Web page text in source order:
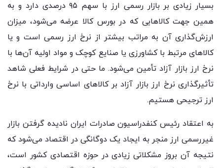
بسیار زیادی بر بازار رسمی ارز با سهم ۹۵ درصدی دارد و به
همین جهت کالاهایی که در بورس کالا عرضه می‌شود، میزان
ارزش‌گذاری آن به مراتب بیشتر از نرخ ارز رسمی است و یا
کالاهای مرتبط با کشاورزی یا صنایع کوچک و مواد اولیه آن‌ها با
نرخ ارز بازار آزاد تأمین می‌شود. ما حتی در شرایط فعلی شاهد
تأثیرگذاری نرخ ارز بازار آزاد بر کالاهای اساسی وارداتی با نرخ
ارز ترجیحی هستیم.
به اعتقاد رئیس کنفدراسیون صادرات ایران نادیده گرفتن بازار
غیررسمی ارز منجر به ایجاد یک دوگانگی در اقتصاد می‌شود که
نتیجه آن بروز مشکلاتی زیادی در حوزه اقتصادی کشور است،